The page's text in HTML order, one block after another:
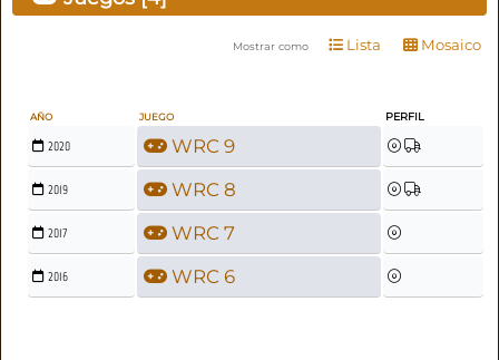
Mostrar como Lista Mosaico
AÑO JUEGO PERFIL
2020 WRC 9
2019 WRC 8
2017 WRC 7
2016 WRC 6